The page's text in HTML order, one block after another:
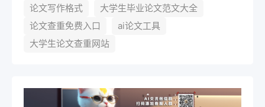
论文写作格式
大学生毕业论文范文大全
论文查重免费入口
ai论文工具
大学生论文查重网站